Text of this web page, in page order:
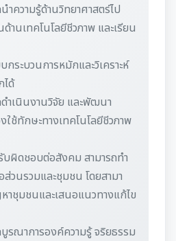
าความรู้ด้านวิทยาศาสตร์ไป
านเทคโนโลยีชีวภาพ และเรียน
ระบวนการหมักและวิเคราะห์
ได้
าเนินงานวิจัย และพัฒนา
ช้ทักษะทางเทคโนโลยีชีวภาพ
บผิดชอบต่อสังคม สามารถทํา
วนรวมและชุมชน โดยสามา
ชุมชนและเสนอแนวทางแก้ไข
รณาการองค์ความรู้ จริยธรรม